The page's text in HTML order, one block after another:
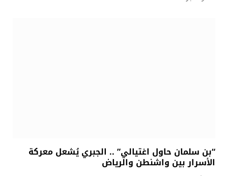
“بن سلمان حاول اغتيالي” .. الجبري يُشعل معركة
الأسرار بين واشنطن والرياض